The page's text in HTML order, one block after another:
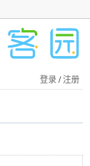
登录/注册